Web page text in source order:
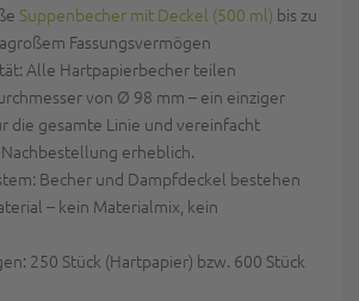
Suppenbecher mit Deckel (500 ml) bis zu
Fassungsvermögen
Alle Hartpapierbecher teilen
von Ø 98 mm – ein einziger
die gesamte Linie und vereinfacht
erheblich.
Becher und Dampfdeckel bestehen
– kein Materialmix, kein
250 Stück (Hartpapier) bzw. 600 Stück